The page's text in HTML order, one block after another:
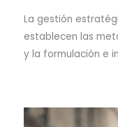
La gestión
establecen las
y la formulación e